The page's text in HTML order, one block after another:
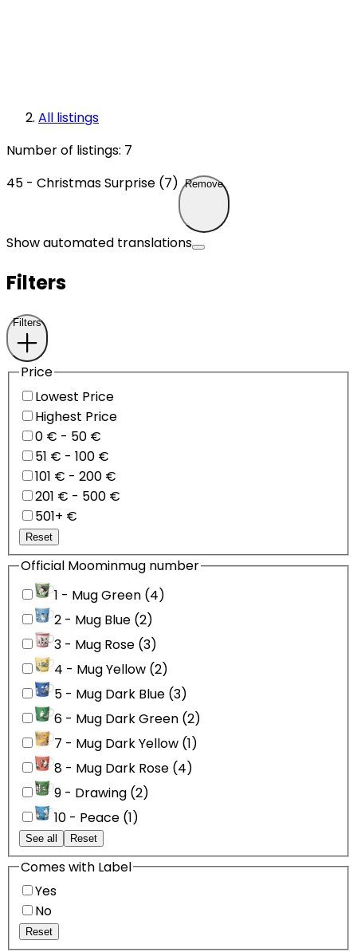
All listings
Number of listings: 7
45 - Christmas Surprise (7) Remove
Show automated translations
Filters
Filters
Price
Lowest Price
Highest Price
0 € - 50 €
51 € - 100 €
101 € - 200 €
201 € - 500 €
501+ €
Reset
Official Moominmug number
1 - Mug Green (4)
2 - Mug Blue (2)
3 - Mug Rose (3)
4 - Mug Yellow (2)
5 - Mug Dark Blue (3)
6 - Mug Dark Green (2)
7 - Mug Dark Yellow (1)
8 - Mug Dark Rose (4)
9 - Drawing (2)
10 - Peace (1)
See all Reset
Comes with Label
Yes
No
Reset